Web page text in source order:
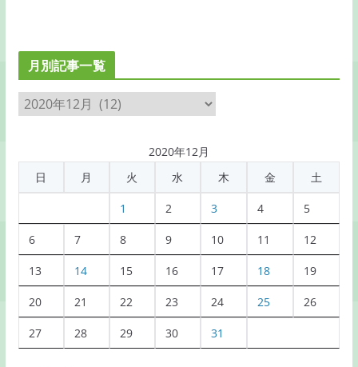
月別記事一覧
月
事
2020年12月
日
月 火 水 木 金 土
1 2 3 4 5
6 7 8 9 10 11 12
13 14 15 16 17 18 19
20 21 22 23 24 25 26
27 28 29 30 31